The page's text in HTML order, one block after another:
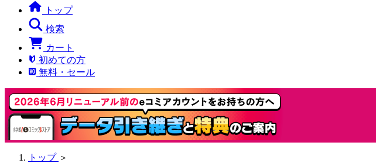
トップ
検索
カート
初めての方
無料・セール
トップ ＞